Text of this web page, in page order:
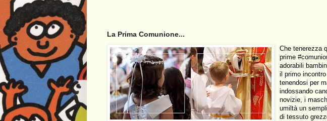
La Prima Comunione...
Che tenerezza
prime
adorabili
il primo
tenendosi per
indossando
novizie, i
umiltà un
di tessuto